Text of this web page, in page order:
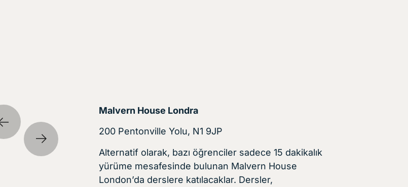
Malvern House Londra
200 Pentonville Yolu, N1 9JP
Alternatif olarak, bazı öğrenciler sadece 15 dakikalık
yürüme mesafesinde bulunan Malvern House
London’da derslere katılacaklar. Dersler,